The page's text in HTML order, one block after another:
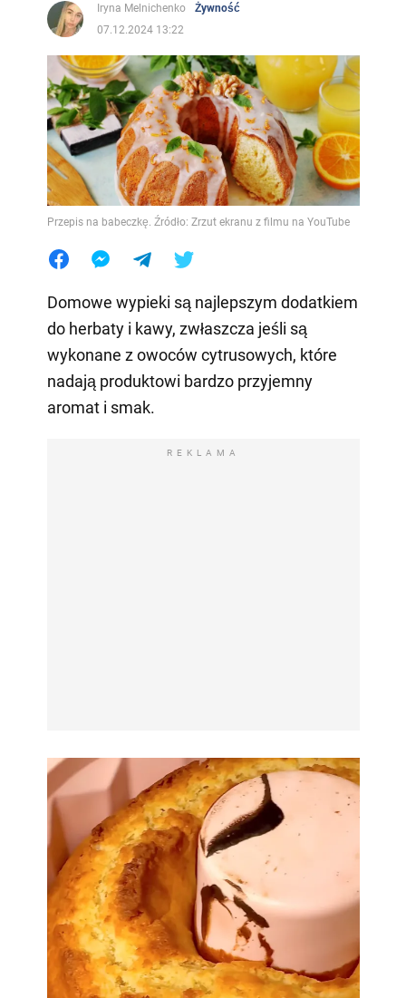
Iryna Melnichenko
Żywność
07.12.2024 13:22
Przepis na babeczkę. Źródło: Zrzut ekranu z filmu na YouTube
Domowe wypieki są najlepszym dodatkiem
do herbaty i kawy, zwłaszcza jeśli są
wykonane z owoców cytrusowych, które
nadają produktowi bardzo przyjemny
aromat i smak.
REKLAMA